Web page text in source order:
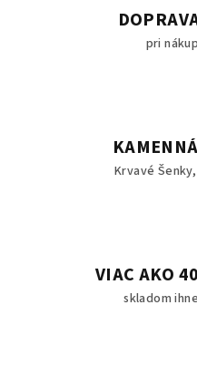
pri
Krvavé
VIAC AKO
skladom